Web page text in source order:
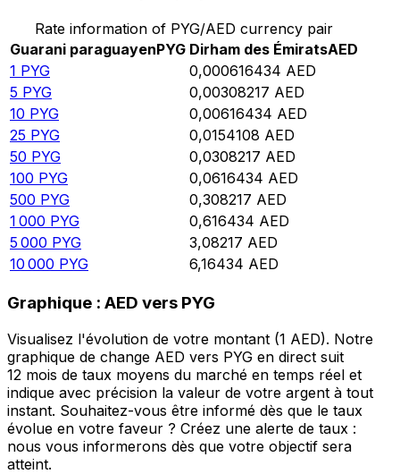
Rate information of PYG/AED currency pair
Guarani paraguayenPYG Dirham des ÉmiratsAED
1 PYG 0,000616434 AED
5 PYG 0,00308217 AED
10 PYG 0,00616434 AED
25 PYG 0,0154108 AED
50 PYG 0,0308217 AED
100 PYG 0,0616434 AED
500 PYG 0,308217 AED
1 000 PYG 0,616434 AED
5 000 PYG 3,08217 AED
10 000 PYG 6,16434 AED
Graphique : AED vers PYG
Visualisez l'évolution de votre montant (1 AED). Notre
graphique de change AED vers PYG en direct suit
12 mois de taux moyens du marché en temps réel et
indique avec précision la valeur de votre argent à tout
instant. Souhaitez-vous être informé dès que le taux
évolue en votre faveur ? Créez une alerte de taux :
nous vous informerons dès que votre objectif sera
atteint.